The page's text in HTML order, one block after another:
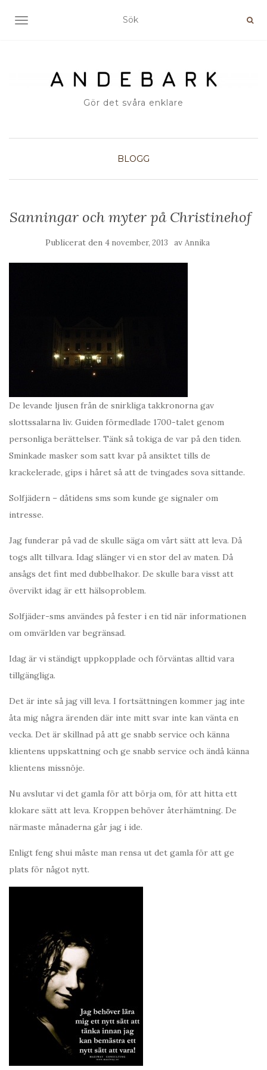
SLÅ PÅ/AV NAVIGERING
Gör det svåra enklare
BLOGG
Sanningar och myter på Christinehof
Publicerat den 4 november, 2013 av Annika
De levande ljusen från de snirkliga takkronorna gav
slottssalarna liv. Guiden förmedlade 1700-talet genom
personliga berättelser. Tänk så tokiga de var på den tiden.
Sminkade masker som satt kvar på ansiktet tills de
krackelerade, gips i håret så att de tvingades sova sittande.
Solfjädern – dåtidens sms som kunde ge signaler om
intresse.
Jag funderar på vad de skulle säga om vårt sätt att leva. Då
togs allt tillvara. Idag slänger vi en stor del av maten. Då
ansågs det fint med dubbelhakor. De skulle bara visst att
övervikt idag är ett hälsoproblem.
Solfjäder-sms användes på fester i en tid när informationen
om omvärlden var begränsad.
Idag är vi ständigt uppkopplade och förväntas alltid vara
tillgängliga.
Det är inte så jag vill leva. I fortsättningen kommer jag inte
åta mig några ärenden där inte mitt svar inte kan vänta en
vecka. Det är skillnad på att ge snabb service och känna
klientens uppskattning och ge snabb service och ändå känna
klientens missnöje.
Nu avslutar vi det gamla för att börja om, för att hitta ett
klokare sätt att leva. Kroppen behöver återhämtning. De
närmaste månaderna går jag i ide.
Enligt feng shui måste man rensa ut det gamla för att ge
plats för något nytt.